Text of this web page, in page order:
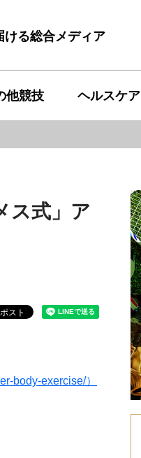
る総合メディア
他競技 ヘルスケア
ス式」ア
body-exercise/）